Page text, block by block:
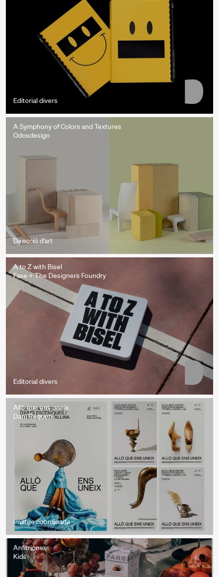
Editorial divers
A Symphony of Colors and Textures
Odosdesign
Direcció d'art
A to Z with Bisel
Fase + The Designers Foundry
Editorial divers
Allò que ens uneix
Dani Requeni
Imatge coordinada
Anfitriones
Kids